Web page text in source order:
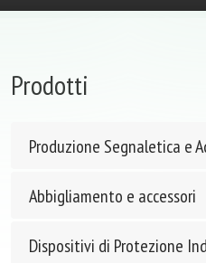
Prodotti
Produzione Segnaletica e
Abbigliamento e accessori
Dispositivi di Protezione